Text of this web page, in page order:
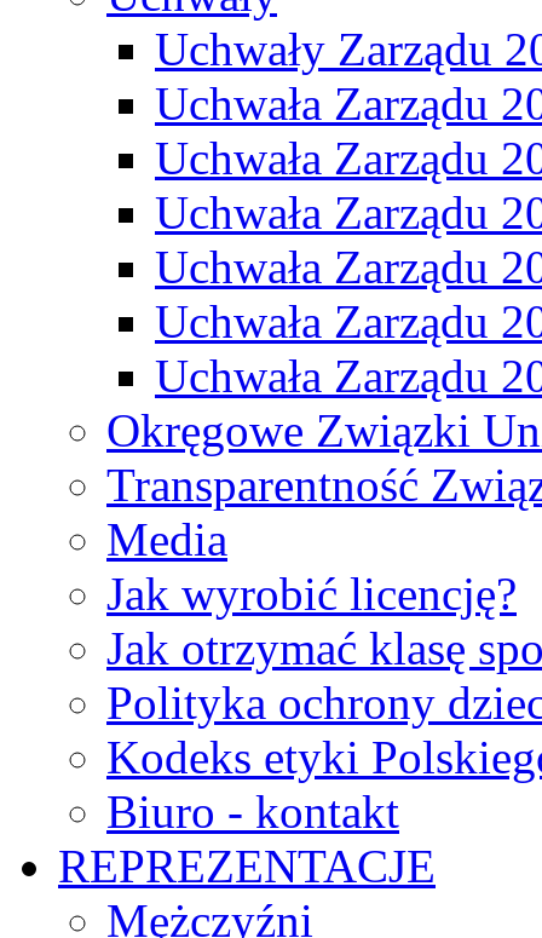
Uchwały Zarządu
Uchwała Zarządu
Uchwała Zarządu
Uchwała Zarządu
Uchwała Zarządu
Uchwała Zarządu
Uchwała Zarządu
Okręgowe Związki
Transparentność
Media
Jak wyrobić licencję?
Jak otrzymać klasę
Polityka ochrony
Kodeks etyki
Biuro - kontakt
REPREZENTACJE
Mężczyźni